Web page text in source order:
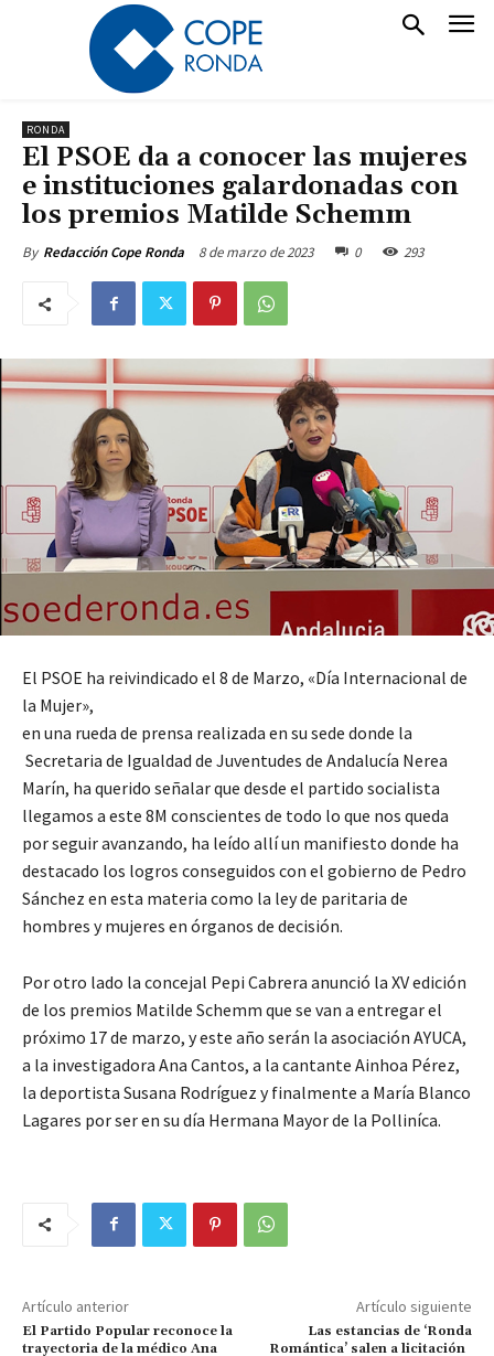
RONDA
El PSOE da a conocer las mujeres
e instituciones galardonadas con
los premios Matilde Schemm
By Redacción Cope Ronda 8 de marzo de 2023 0 293
El PSOE ha reivindicado el 8 de Marzo, «Día Internacional de
la Mujer»,
en una rueda de prensa realizada en su sede donde la
Secretaria de Igualdad de Juventudes de Andalucía Nerea
Marín, ha querido señalar que desde el partido socialista
llegamos a este 8M conscientes de todo lo que nos queda
por seguir avanzando, ha leído allí un manifiesto donde ha
destacado los logros conseguidos con el gobierno de Pedro
Sánchez en esta materia como la ley de paritaria de
hombres y mujeres en órganos de decisión.
Por otro lado la concejal Pepi Cabrera anunció la XV edición
de los premios Matilde Schemm que se van a entregar el
próximo 17 de marzo, y este año serán la asociación AYUCA,
a la investigadora Ana Cantos, a la cantante Ainhoa Pérez,
la deportista Susana Rodríguez y finalmente a María Blanco
Lagares por ser en su día Hermana Mayor de la Polliníca.
Artículo anterior
El Partido Popular reconoce la
trayectoria de la médico Ana
Artículo siguiente
Las estancias de ‘Ronda
Romántica’ salen a licitación